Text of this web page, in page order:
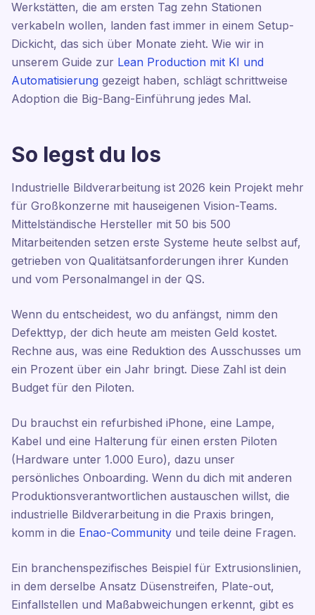
Werkstätten, die am ersten Tag zehn Stationen
verkabeln wollen, landen fast immer in einem Setup-
Dickicht, das sich über Monate zieht. Wie wir in
unserem Guide zur Lean Production mit KI und
Automatisierung gezeigt haben, schlägt schrittweise
Adoption die Big-Bang-Einführung jedes Mal.
So legst du los
Industrielle Bildverarbeitung ist 2026 kein Projekt mehr
für Großkonzerne mit hauseigenen Vision-Teams.
Mittelständische Hersteller mit 50 bis 500
Mitarbeitenden setzen erste Systeme heute selbst auf,
getrieben von Qualitätsanforderungen ihrer Kunden
und vom Personalmangel in der QS.
Wenn du entscheidest, wo du anfängst, nimm den
Defekttyp, der dich heute am meisten Geld kostet.
Rechne aus, was eine Reduktion des Ausschusses um
ein Prozent über ein Jahr bringt. Diese Zahl ist dein
Budget für den Piloten.
Du brauchst ein refurbished iPhone, eine Lampe,
Kabel und eine Halterung für einen ersten Piloten
(Hardware unter 1.000 Euro), dazu unser
persönliches Onboarding. Wenn du dich mit anderen
Produktionsverantwortlichen austauschen willst, die
industrielle Bildverarbeitung in die Praxis bringen,
komm in die Enao-Community und teile deine Fragen.
Ein branchenspezifisches Beispiel für Extrusionslinien,
in dem derselbe Ansatz Düsenstreifen, Plate-out,
Einfallstellen und Maßabweichungen erkennt, gibt es